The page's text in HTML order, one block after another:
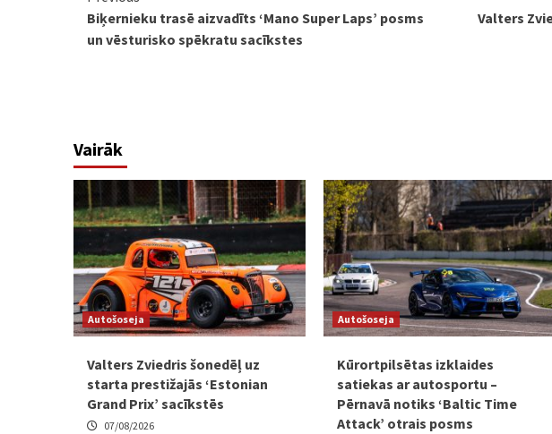
Reading
Biķernieku trasē aizvadīts ‘Mano Super Laps’ posms
un vēsturisko spēkratu sacīkstes
Valters
Vairāk
Autošoseja
Valters Zviedris šonedēļ uz
starta prestižajās ‘Estonian
Grand Prix’ sacīkstēs
07/08/2026
Autošoseja
Kūrortpilsētas izklaides
satiekas ar autosportu –
Pērnavā notiks ‘Baltic Time
Attack’ otrais posms